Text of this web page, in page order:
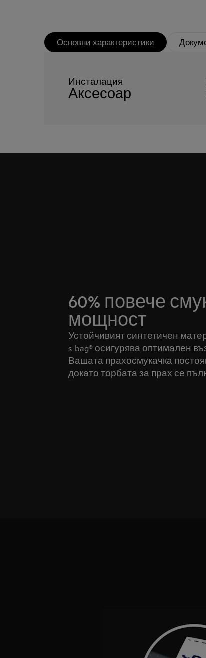
Основни характеристики
Инсталация
Аксесоар
60% повече
мощност
Устойчивият синтетичен
s-bag® осигурява оптимален
Вашата прахосмукачка
докато торбата за прах се